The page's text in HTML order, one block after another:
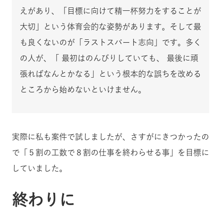
えがあり、「目標に向けて精一杯努力をすることが
大切」という体育会的な姿勢があります。そして最
も良くないのが「ラストスパート志向」です。多く
の人が、「 最初はのんびりしていても、 最後に頑
張ればなんとかなる」という根本的な誤ちを改める
ところから始めないといけません。
実際に私も案件で試しましたが、さすがにきつかったの
で「５割の工数で８割の仕事を終わらせる事」を目標に
していました。
終わりに